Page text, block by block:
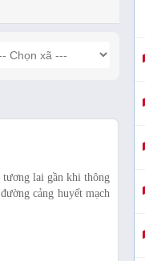
tương lai gần khi thông
cảng huyết mạch